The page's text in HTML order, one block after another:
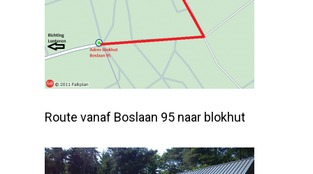
Route vanaf Boslaan 95 naar blokhut